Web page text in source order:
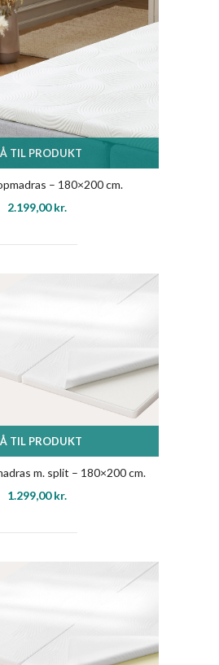
TIL PRODUKT
– 180×200 cm.
2.199,00kr.
TIL PRODUKT
m. split – 180×200 cm.
1.299,00kr.